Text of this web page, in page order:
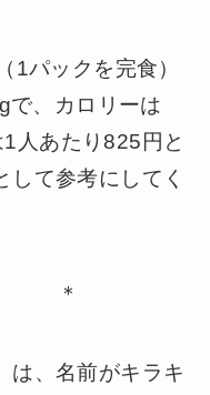
1パックを完食）
で、カロリーは
人あたり825円と
して参考にしてく
＊
は、名前がキラキ